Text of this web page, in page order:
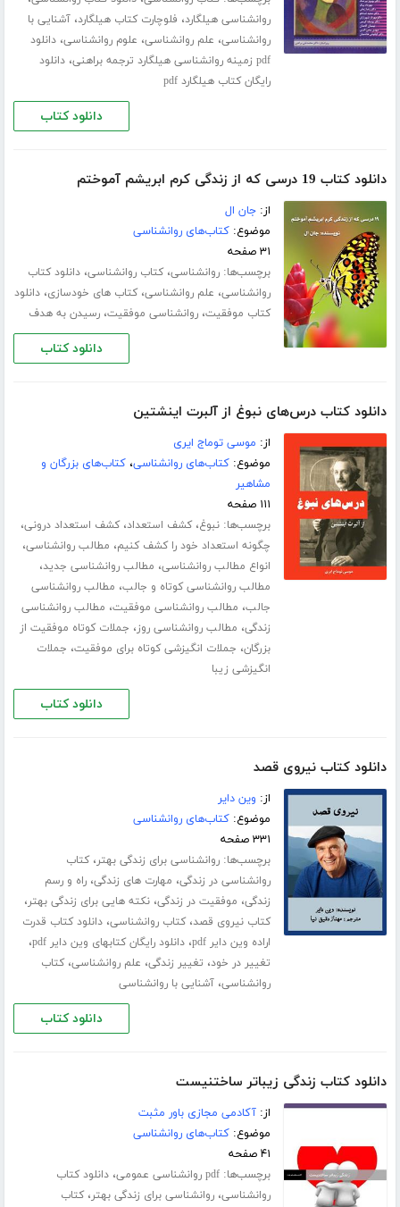
روانشناسی هیلگارد، فلوچارت کتاب هیلگارد،آشنایی با
روانشناسی، علم روانشناسی، علوم روانشناسی،دانلود
pdf زمینه روانشناسی هیلگارد ترجمه براهنی
،دانلود
رایگان کتاب هیلگارد pdf
دانلود کتاب
دانلود کتاب 19 درسی که از زندگی کرم ابریشم آموختم
از:جان ال
موضوع:کتاب‌های روانشناسی
۳۱ صفحه
برچسب‌ها:روانشناسی،کتاب روانشناسی،دانلود کتاب
روانشناسی، علم روانشناسی،کتاب های خودسازی،دانلود
کتاب موفقیت،روانشناسی موفقیت،رسیدن به هدف
دانلود کتاب
دانلود کتاب درس‌های نبوغ از آلبرت اینشتین
از: موسی توماج ایری
موضوع:کتاب‌های روانشناسی،کتاب‌های بزرگان و
مشاهیر
۱۱۱ صفحه
برچسب‌ها:نبوغ،کشف استعداد،کشف استعداد درونی،
چگونه استعداد خود را کشف کنیم، مطالب روانشناسی،
انواع مطالب روانشناسی، مطالب روانشناسی جدید،
مطالب روانشناسی کوتاه و جالب، مطالب روانشناسی
جالب، مطالب روانشناسی موفقیت، مطالب روانشناسی
زندگی، مطالب روانشناسی روز، جملات کوتاه موفقیت از
بزرگان، جملات انگیزشی کوتاه برای موفقیت، جملات
انگیزشی زیبا
دانلود کتاب
دانلود کتاب نیروی قصد
از: وین دایر
موضوع:کتاب‌های روانشناسی
۳۳۱ صفحه
برچسب‌ها:روانشناسی برای زندگی بهتر،کتاب
روانشناسی در زندگی، مهارت های زندگی،راه و رسم
زندگی، موفقیت در زندگی،نکته هایی برای زندگی بهتر،
کتاب نیروی قصد،کتاب روانشناسی،دانلود کتاب قدرت
اراده وین دایر pdf
،دانلود رایگان کتابهای وین دایر pdf ،
تغییر در خود، تغییر زندگی، علم روانشناسی،کتاب
روانشناسی،آشنایی با روانشناسی
دانلود کتاب
دانلود کتاب زندگی زیباتر ساختنیست
از:آکادمی مجازی باور مثبت
موضوع:کتاب‌های روانشناسی
۴۱ صفحه
برچسب‌ها:pdf روانشناسی عمومی ،دانلود کتاب
روانشناسی،روانشناسی برای زندگی بهتر،کتاب